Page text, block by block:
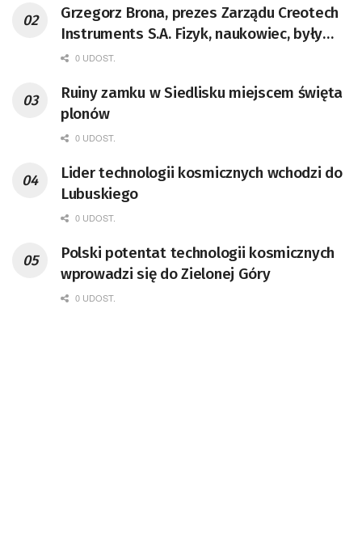
Grzegorz Brona, prezes Zarządu Creotech
Instruments S.A. Fizyk, naukowiec, były
pracownik CERN w Genewie,
doktor habilitowany nauk fizycznych,
koordynator Rady Sektorowej ds.
Kompetencji Przemysłu Lotniczo-
Badań Kosmicznych i Satelitarnych PAN.
0 UDOST.
Ruiny zamku w Siedlisku miejscem święta
plonów
0 UDOST.
Lider technologii kosmicznych wchodzi do
Lubuskiego
0 UDOST.
Polski potentat technologii kosmicznych
wprowadzi się do Zielonej Góry
0 UDOST.